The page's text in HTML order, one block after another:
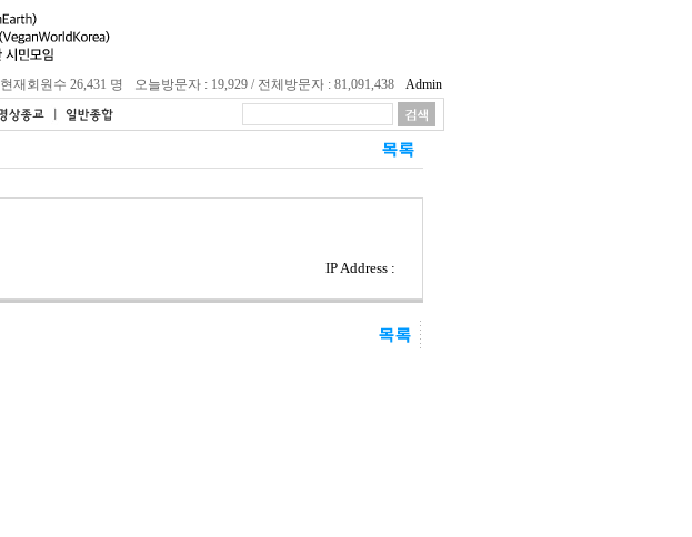
현재회원수 26,431 명 오늘방문자 : 19,929 / 전체방문자 : 81,091,438 Admin
IP Address :